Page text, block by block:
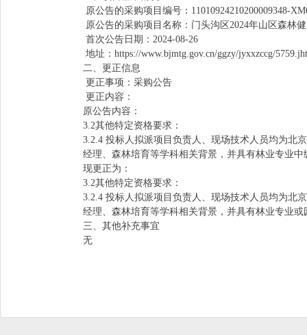
原公告的采购项目编号： 11010924210200009348-
原公告的采购项目名称：门头沟区2024年山区森林
首次公告日期： 2024-08-26
地址： https://www.bjmtg.gov.cn/ggzy/jyxxzccg/
二、更正信息
更正事项：采购公告
更正内容：
原公告内容：
3.2其他特定资格要求：
3.2.4 投标人拟派项目负责人、现场技术人员均为北
经理、森林培育等学科相关背景，并具有林业专业
现更正为：
3.2其他特定资格要求：
3.2.4 投标人拟派项目负责人、现场技术人员均为北
经理、森林培育等学科相关背景，并具有林业专业
三、其他补充事宜
无